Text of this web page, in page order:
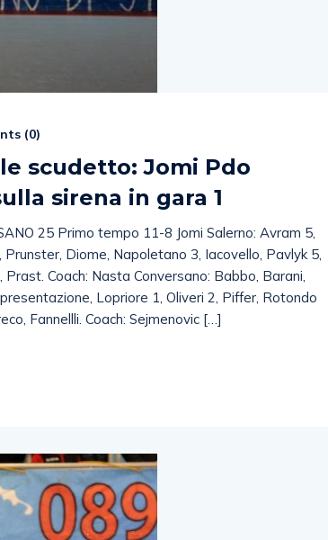
(0)
scudetto: Jomi Pdo
sirena in gara 1
25 Primo tempo 11-8 Jomi Salerno: Avram 5,
Diome, Napoletano 3, Iacovello, Pavlyk 5,
Coach: Nasta Conversano: Babbo, Barani,
Lopriore 1, Oliveri 2, Piffer, Rotondo
Fannellli. Coach: Sejmenovic […]